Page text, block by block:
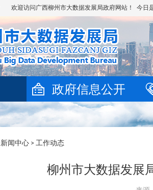
欢迎访问广西柳州市大数据发展局政府网站！ 今日
政府信息公开
新闻中心 > 工作动态
柳州市大数据发展